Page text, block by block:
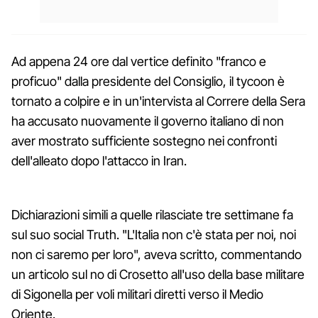
Ad appena 24 ore dal vertice definito "franco e
proficuo" dalla presidente del Consiglio, il tycoon è
tornato a colpire e in un'intervista al Correre della Sera
ha accusato nuovamente il governo italiano di non
aver mostrato sufficiente sostegno nei confronti
dell'alleato dopo l'attacco in Iran.
Dichiarazioni simili a quelle rilasciate tre settimane fa
sul suo social Truth. "L'Italia non c'è stata per noi, noi
non ci saremo per loro", aveva scritto, commentando
un articolo sul no di Crosetto all'uso della base militare
di Sigonella per voli militari diretti verso il Medio
Oriente.